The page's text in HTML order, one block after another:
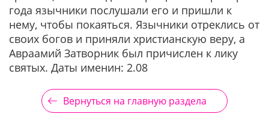
года язычники послушали его и пришли к
нему, чтобы покаяться. Язычники отреклись от
своих богов и приняли христианскую веру, а
Авраамий Затворник был причислен к лику
святых. Даты именин: 2.08
Вернуться на главную раздела